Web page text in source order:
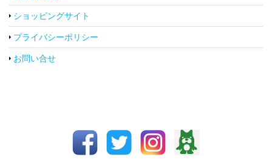
ショッピングサイト
プライバシーポリシー
お問い合せ